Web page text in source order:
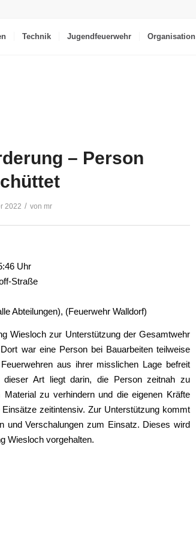
Technik Jugendfeuerwehr Organisation
– Person
2022 / von mr
Uhr
Straße
Abteilungen), (Feuerwehr Walldorf)
Wiesloch zur Unterstützung der Gesamtwehr
war eine Person bei Bauarbeiten teilweise
aus ihrer misslichen Lage befreit
dieser Art liegt darin, die Person zeitnah zu
zu verhindern und die eigenen Kräfte
zeitintensiv. Zur Unterstützung kommt
und Verschalungen zum Einsatz. Dieses wird
Wiesloch vorgehalten.